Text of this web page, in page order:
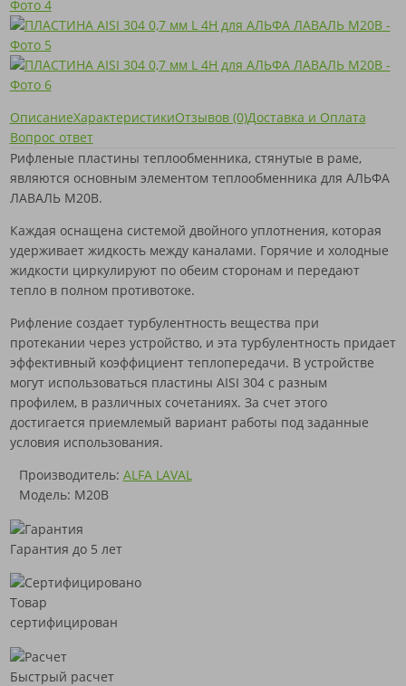
ОписаниеХарактеристикиОтзывов (0)Доставка и Оплата
Вопрос ответ
Рифленые пластины теплообменника, стянутые в раме,
являются основным элементом теплообменника для АЛЬФА
ЛАВАЛЬ M20B.
Каждая оснащена системой двойного уплотнения, которая
удерживает жидкость между каналами. Горячие и холодные
жидкости циркулируют по обеим сторонам и передают
тепло в полном противотоке.
Рифление создает турбулентность вещества при
протекании через устройство, и эта турбулентность придает
эффективный коэффициент теплопередачи. В устройстве
могут использоваться пластины AISI 304 с разным
профилем, в различных сочетаниях. За счет этого
достигается приемлемый вариант работы под заданные
условия использования.
Производитель: ALFA LAVAL
Модель: M20B
Гарантия до 5 лет
Товар
сертифицирован
Быстрый расчет